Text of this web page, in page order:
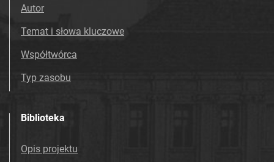
Autor
Temat i słowa kluczowe
Współtwórca
Typ zasobu
Biblioteka
Opis projektu